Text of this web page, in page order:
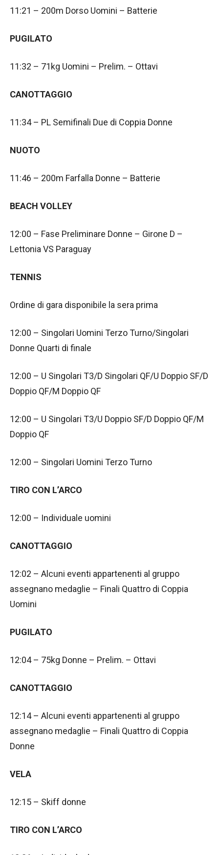
11:21 – 200m Dorso Uomini – Batterie
PUGILATO
11:32 – 71kg Uomini – Prelim. – Ottavi
CANOTTAGGIO
11:34 – PL Semifinali Due di Coppia Donne
NUOTO
11:46 – 200m Farfalla Donne – Batterie
BEACH VOLLEY
12:00 – Fase Preliminare Donne – Girone D –
Lettonia VS Paraguay
TENNIS
Ordine di gara disponibile la sera prima
12:00 – Singolari Uomini Terzo Turno/Singolari
Donne Quarti di finale
12:00 – U Singolari T3/D Singolari QF/U Doppio SF/D
Doppio QF/M Doppio QF
12:00 – U Singolari T3/U Doppio SF/D Doppio QF/M
Doppio QF
12:00 – Singolari Uomini Terzo Turno
TIRO CON L’ARCO
12:00 – Individuale uomini
CANOTTAGGIO
12:02 – Alcuni eventi appartenenti al gruppo
assegnano medaglie – Finali Quattro di Coppia
Uomini
PUGILATO
12:04 – 75kg Donne – Prelim. – Ottavi
CANOTTAGGIO
12:14 – Alcuni eventi appartenenti al gruppo
assegnano medaglie – Finali Quattro di Coppia
Donne
VELA
12:15 – Skiff donne
TIRO CON L’ARCO